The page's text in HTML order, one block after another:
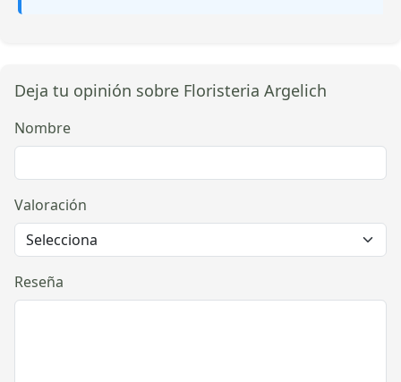
Deja tu opinión sobre Floristeria Argelich
Nombre
Valoración
Reseña